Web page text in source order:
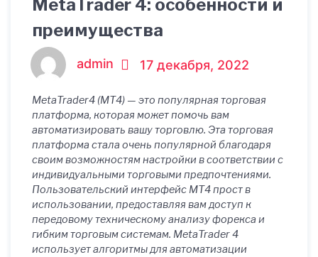
MetaTrader 4: особенности и
преимущества
admin 17 декабря, 2022
MetaTrader4 (MT4) — это популярная торговая
платформа, которая может помочь вам
автоматизировать вашу торговлю. Эта торговая
платформа стала очень популярной благодаря
своим возможностям настройки в соответствии с
индивидуальными торговыми предпочтениями.
Пользовательский интерфейс MT4 прост в
использовании, предоставляя вам доступ к
передовому техническому анализу форекса и
гибким торговым системам. MetaTrader 4
использует алгоритмы для автоматизации